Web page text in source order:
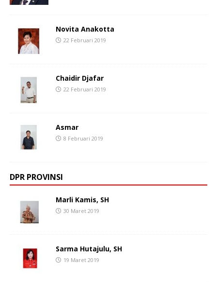
Novita Anakotta
22 Februari 2019
Chaidir Djafar
22 Februari 2019
Asmar
8 Februari 2019
DPR PROVINSI
Marli Kamis, SH
30 Maret 2019
Sarma Hutajulu, SH
19 Maret 2019